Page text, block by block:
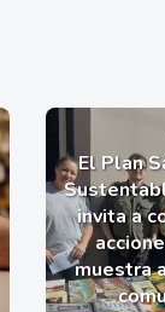
El Plan
invita a
muestra